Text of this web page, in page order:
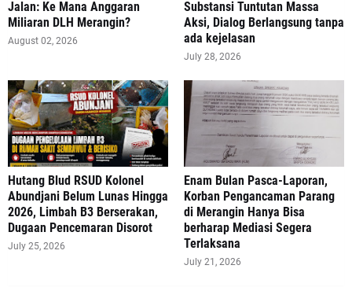
Jalan: Ke Mana Anggaran
Miliaran DLH Merangin?
August 02, 2026
Substansi Tuntutan Massa
Aksi, Dialog Berlangsung tanpa
ada kejelasan
July 28, 2026
‎Hutang Blud RSUD Kolonel
Abundjani Belum Lunas Hingga
2026, Limbah B3 Berserakan,
Dugaan Pencemaran Disorot
July 25, 2026
Enam Bulan Pasca-Laporan,
Korban Pengancaman Parang
di Merangin Hanya Bisa
berharap Mediasi Segera
Terlaksana
July 21, 2026